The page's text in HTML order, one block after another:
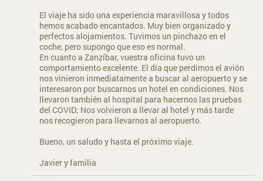
El viaje ha sido una experiencia maravillosa y todos
hemos acabado encantados. Muy bien organizado y
perfectos alojamientos. Tuvimos un pinchazo en el
coche, pero supongo que eso es normal.
En cuanto a Zanzíbar, vuestra oficina tuvo un
comportamiento excelente. El día que perdimos el avión
nos vinieron inmediatamente a buscar al aeropuerto y se
interesaron por buscarnos un hotel en condiciones. Nos
llevaron también al hospital para hacernos las pruebas
del COVID; Nos volvieron a llevar al hotel y más tarde
nos recogieron para llevarnos al aeropuerto.
Bueno, un saludo y hasta el próximo viaje.
Javier y familia